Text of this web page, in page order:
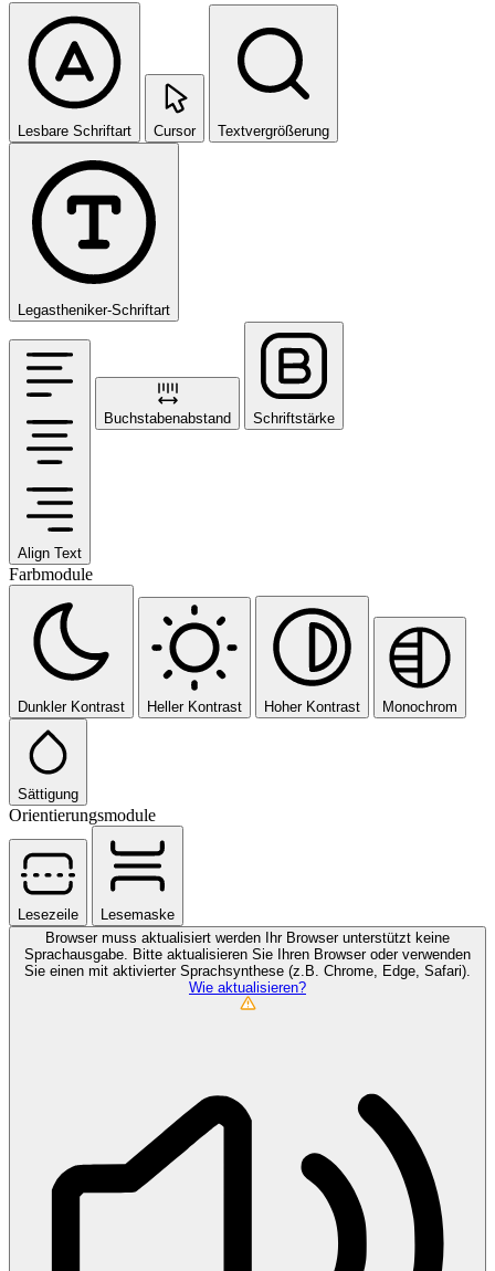
Lesbare Schriftart Cursor Textvergrößerung
Legastheniker-Schriftart
Align Text
Buchstabenabstand Schriftstärke
Farbmodule
Dunkler Kontrast Heller Kontrast Hoher Kontrast Monochrom
Sättigung
Orientierungsmodule
Lesezeile
Lesemaske
Browser muss aktualisiert werden
Ihr Browser unterstützt keine
Sprachausgabe. Bitte aktualisieren Sie Ihren Browser oder verwenden
Sie einen mit aktivierter Sprachsynthese (z.B. Chrome, Edge, Safari).
Wie aktualisieren?